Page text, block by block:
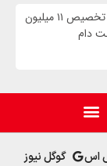
کمک مالی اروپا به افغانستان؛ تخصیص ۱۱ میلیون
دام
اس گوگل نیوز